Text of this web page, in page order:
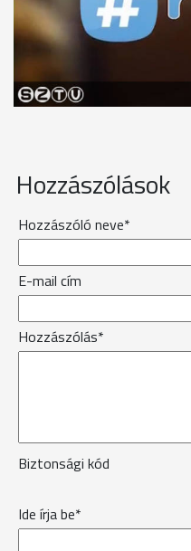
Hozzászólások
Hozzászóló neve*
E-mail cím
Hozzászólás*
Biztonsági kód
Ide írja be*